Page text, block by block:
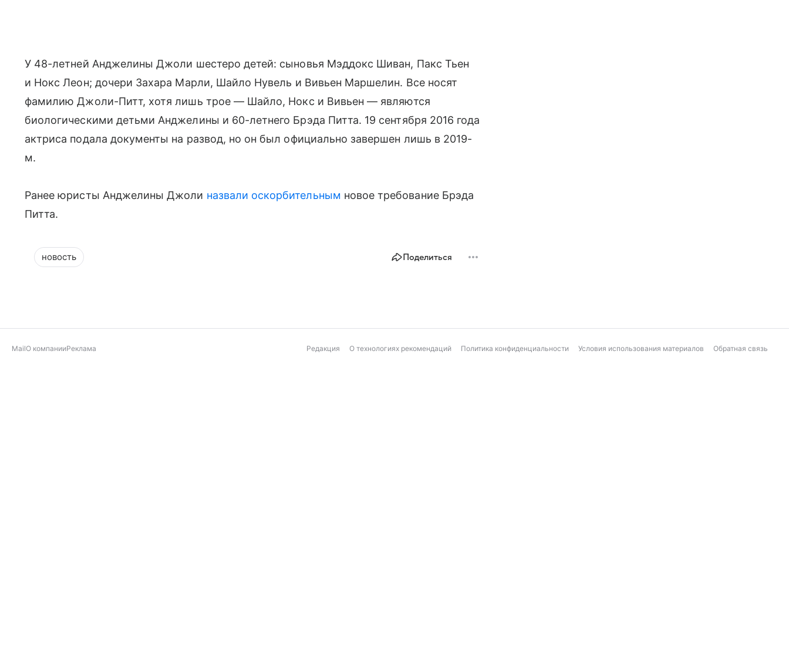
У 48-летней Анджелины Джоли шестеро детей: сыновья Мэддокс Шиван, Пакс Тьен
и Нокс Леон; дочери Захара Марли, Шайло Нувель и Вивьен Маршелин. Все носят
фамилию Джоли-Питт, хотя лишь трое — Шайло, Нокс и Вивьен — являются
биологическими детьми Анджелины и 60-летнего Брэда Питта. 19 сентября 2016 года
актриса подала документы на развод, но он был официально завершен лишь в 2019-
м.
Ранее юристы Анджелины Джоли назвали оскорбительным новое требование Брэда
Питта.
новость Поделиться
MailО компанииРеклама Редакция О технологиях рекомендаций Политика конфиденциальности Условия использования материалов Обратная связь